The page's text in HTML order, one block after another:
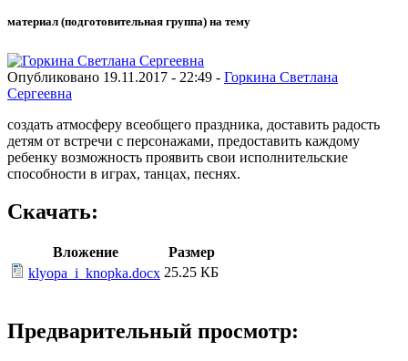
материал (подготовительная группа) на тему
Опубликовано 19.11.2017 - 22:49 - Горкина Светлана
Сергеевна
создать атмосферу всеобщего праздника, доставить радость
детям от встречи с персонажами, предоставить каждому
ребенку возможность проявить свои исполнительские
способности в играх, танцах, песнях.
Скачать:
Вложение
Размер
klyopa_i_knopka.docx 25.25 КБ
Предварительный просмотр: